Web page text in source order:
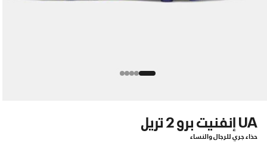
UA إنفنيت برو 2 تريل
حذاء جري للرجال والنساء